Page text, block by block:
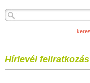
Hírlevél feliratkozás